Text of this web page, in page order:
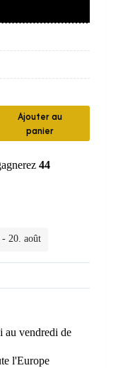
Ajouter au
panier
44
- 20. août
au vendredi de
l'Europe